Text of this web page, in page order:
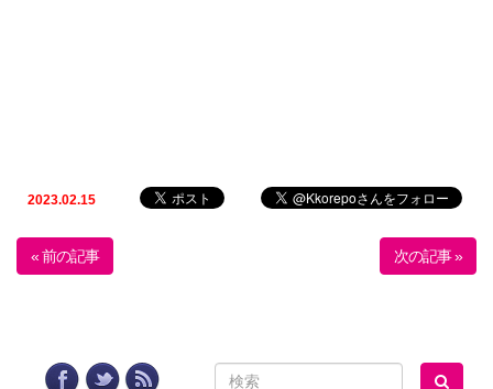
2023.02.15
« 前の記事 次の記事 »